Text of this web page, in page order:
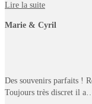
Lire la suite
Marie & Cyril
Des souvenirs parfaits !
Toujours très discret il